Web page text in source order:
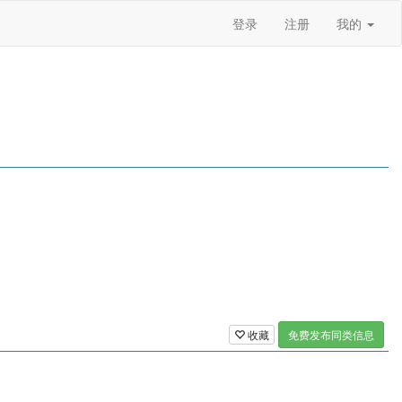
登录 注册 我的
收藏 免费发布同类信息